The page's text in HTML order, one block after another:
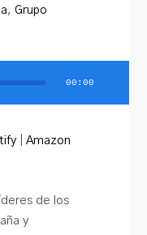
,Grupo
00:00
|Amazon
de los
y